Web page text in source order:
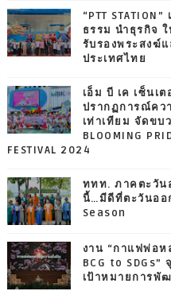
“PTT
ธรรม นำธุรกิจ
รับรองพระสงฆ์
ประเทศไทย
เอ็ม บี เค เซ็นเ
ปรากฏการณ์คว
เท่าเทียม จัดขบ
BLOOMING
FESTIVAL 2024
ททท. ภาคตะวัน
นี้…มีดีที่ตะวันออ
Season
งาน “กาแฟพ่อ
BCG to
เป้าหมายการพั